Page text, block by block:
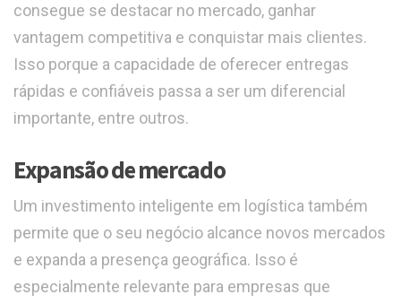
consegue se destacar no mercado, ganhar
vantagem competitiva e conquistar mais clientes.
Isso porque a capacidade de oferecer entregas
rápidas e confiáveis passa a ser um diferencial
importante, entre outros.
Expansão de mercado
Um investimento inteligente em logística também
permite que o seu negócio alcance novos mercados
e expanda a presença geográfica. Isso é
especialmente relevante para empresas que